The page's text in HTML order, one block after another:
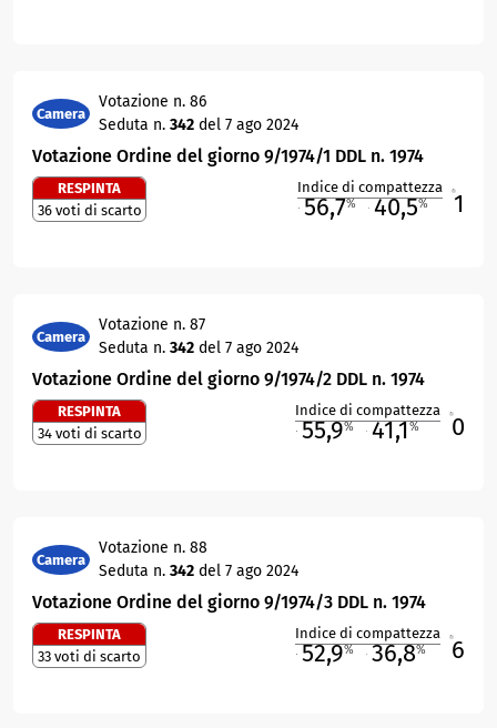
Camera
Votazione n. 86
Seduta n. 342 del 7 ago 2024
Votazione Ordine del giorno 9/1974/1 DDL n. 1974
RESPINTA
36 voti di scarto
Indice di compattezza
56,7% 40,5% 1
Camera
Votazione n. 87
Seduta n. 342 del 7 ago 2024
Votazione Ordine del giorno 9/1974/2 DDL n. 1974
RESPINTA
34 voti di scarto
Indice di compattezza
55,9% 41,1% 0
Camera
Votazione n. 88
Seduta n. 342 del 7 ago 2024
Votazione Ordine del giorno 9/1974/3 DDL n. 1974
RESPINTA
33 voti di scarto
Indice di compattezza
52,9% 36,8% 6